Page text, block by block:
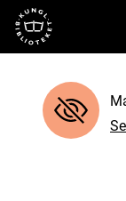
Till startsidan